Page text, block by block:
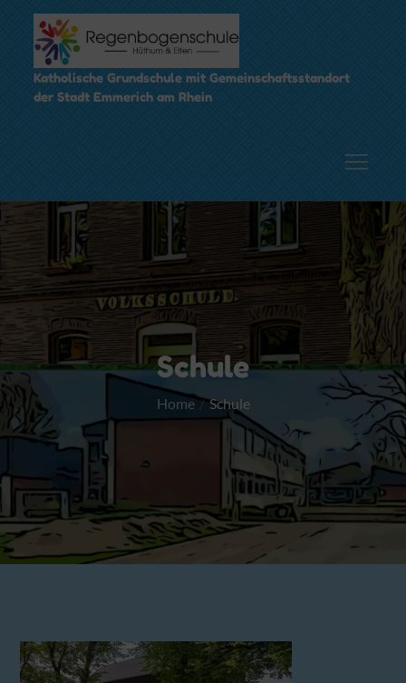
content
Katholische Grundschule mit Gemeinschaftsstandort
der Stadt Emmerich am Rhein
Schule
Home Schule